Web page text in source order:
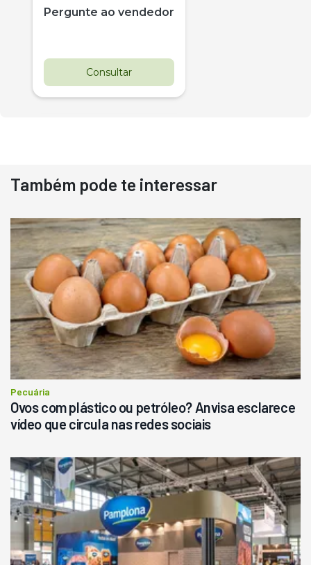
Pergunte ao vendedor
Consultar
Destaque
Usado
Pá Carregadeira Cat 966
Ano 1987
Londrina
R$ 145.000
Consultar
Também pode te interessar
Pecuária
Ovos com plástico ou petróleo? Anvisa esclarece
vídeo que circula nas redes sociais